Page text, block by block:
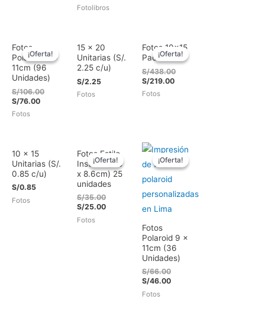
Fotolibros
¡Oferta!
¡Oferta!
Fotos
Polaroid 9 x
11cm (96
Unidades)
S/106.00El
S/76.00El
Fotos
15 x 20
Unitarias (S/.
2.25 c/u)
S/2.25
Fotos
¡Oferta!
¡Oferta!
Fotos 10×15
Pack 522
S/438.00El
S/219.00El
Fotos
10 x 15
Unitarias (S/.
0.85 c/u)
S/0.85
Fotos
¡Oferta!
¡Oferta!
Fotos Estilo
Instax® (5.5
x 8.6cm) 25
unidades
S/35.00El
precio
S/25.00El
Fotos
¡Oferta!
¡Oferta!
Fotos
Polaroid 9 x
11cm (36
Unidades)
S/66.00El
precio
S/46.00El
Fotos